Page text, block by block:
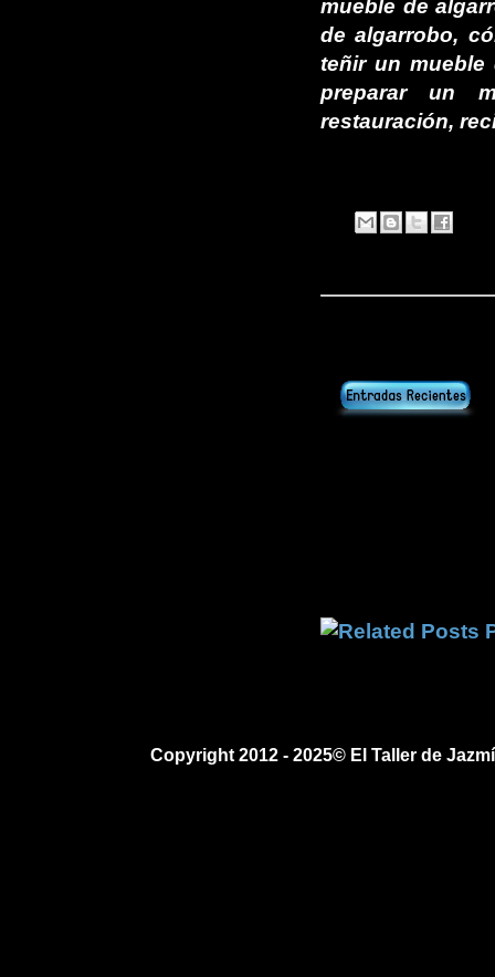
mueble de
de algarrobo,
teñir un mueble
preparar un
restauración,
Copyright 2012 - 2025© El Taller de